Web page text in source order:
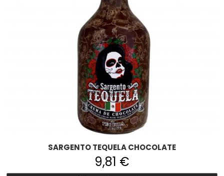
SARGENTO TEQUELA CHOCOLATE
9,81 €